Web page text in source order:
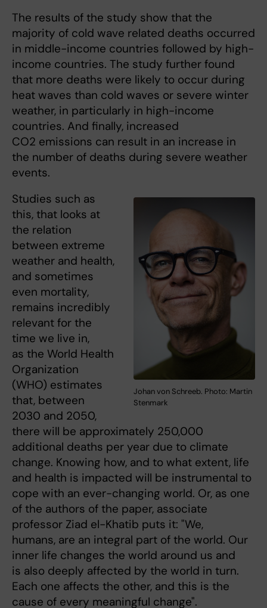
The results of the study show that the
majority of cold wave related deaths occurred
in middle-income countries followed by high-
income countries. The study further found
that more deaths were likely to occur during
heat waves than cold waves or severe winter
weather, in particularly in high-income
countries. And finally, increased
CO2 emissions can result in an increase in
the number of deaths during severe weather
events.
Johan von Schreeb. Photo: Martin
Stenmark
Studies such as
this, that looks at
the relation
between extreme
weather and health,
and sometimes
even mortality,
remains incredibly
relevant for the
time we live in,
as the World Health
Organization
(WHO) estimates
that, between
2030 and 2050,
there will be approximately 250,000
additional deaths per year due to climate
change. Knowing how, and to what extent, life
and health is impacted will be instrumental to
cope with an ever-changing world. Or, as one
of the authors of the paper, associate
professor Ziad el-Khatib puts it: "We,
humans, are an integral part of the world. Our
inner life changes the world around us and
is also deeply affected by the world in turn.
Each one affects the other, and this is the
cause of every meaningful change".